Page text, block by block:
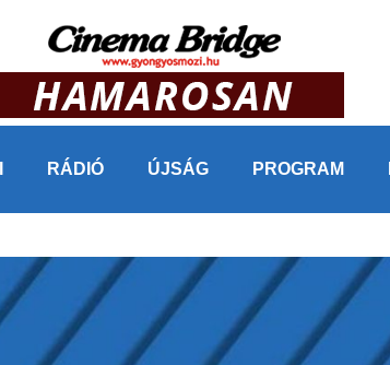
RÁDIÓ ÚJSÁG PROGRAM